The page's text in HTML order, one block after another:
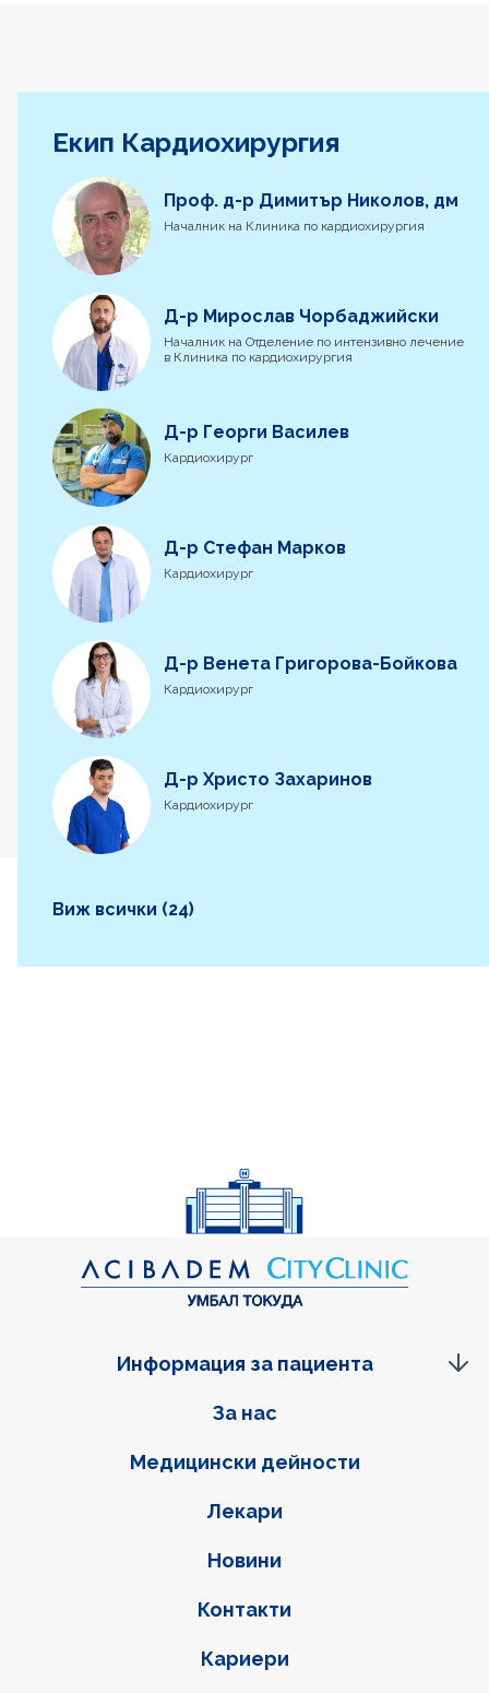
Екип Кардиохирургия
Проф. д-р Димитър Николов, дм
Началник на Клиника по кардиохирургия
Д-р Мирослав Чорбаджийски
Началник на Отделение по интензивно лечение
в Клиника по кардиохирургия
Д-р Георги Василев
Кардиохирург
Д-р Стефан Марков
Кардиохирург
Д-р Венета Григорова-Бойкова
Кардиохирург
Д-р Христо Захаринов
Кардиохирург
Виж всички (24)
Фуутер навигация
За нас
Медицински дейности
Лекари
Новини
Контакти
Кариери
Информация за пациента